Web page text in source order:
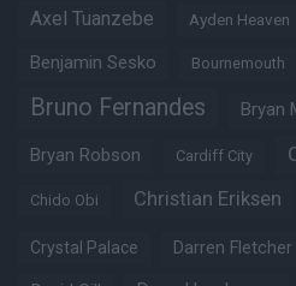
Axel Tuanzebe Ayden Heaven
Benjamin Sesko Bournemouth
Bruno Fernandes Bryan
Bryan Robson Cardiff City
Chido Obi Christian Eriksen
Crystal Palace Darren Fletcher